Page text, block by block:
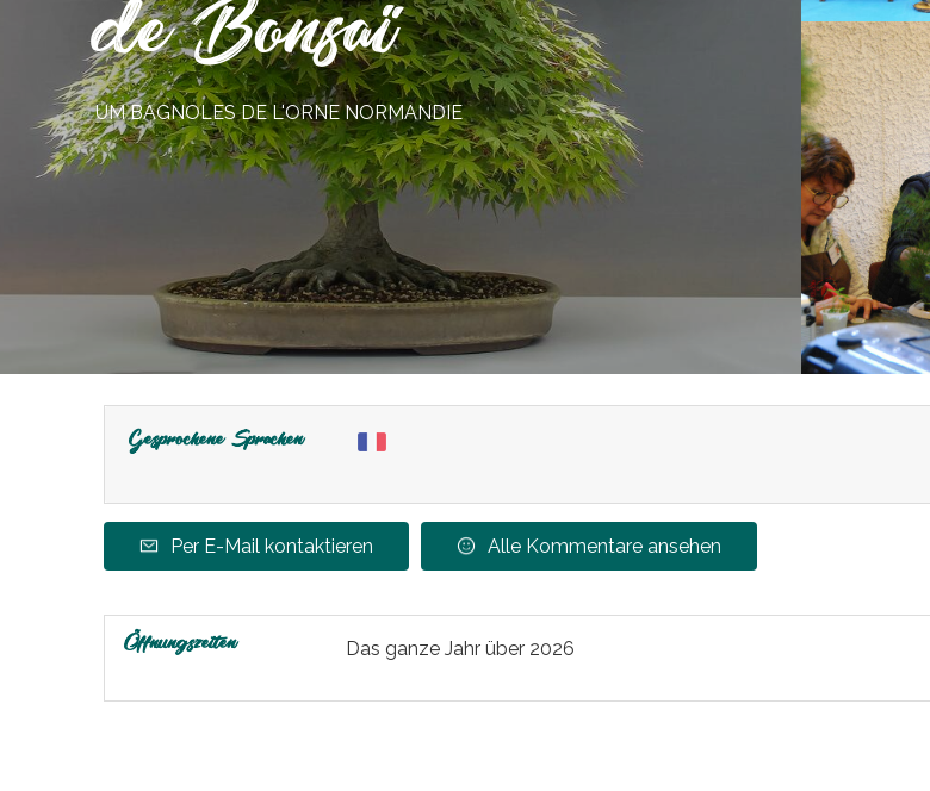
de Bonsaï
UM BAGNOLES DE L'ORNE NORMANDIE
Gesprochene Sprachen
Per E-Mail kontaktieren Alle Kommentare ansehen
Öffnungszeiten Das ganze Jahr über 2026